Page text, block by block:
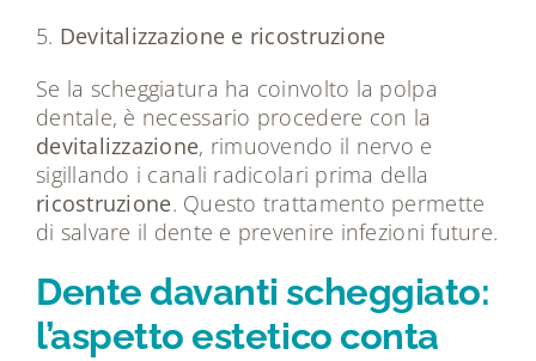
5. Devitalizzazione e ricostruzione
Se la scheggiatura ha coinvolto la polpa
dentale, è necessario procedere con la
devitalizzazione, rimuovendo il nervo e
sigillando i canali radicolari prima della
ricostruzione. Questo trattamento permette
di salvare il dente e prevenire infezioni future.
Dente davanti scheggiato:
l’aspetto estetico conta